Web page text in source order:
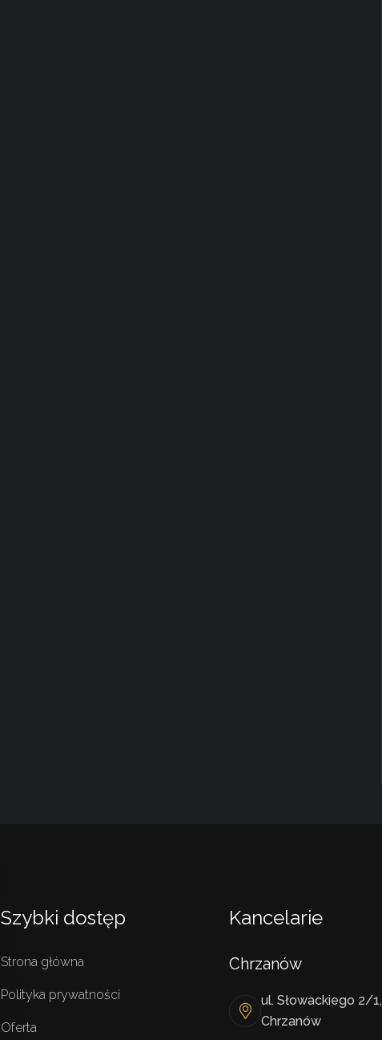
Szybki dostęp
Strona główna
Polityka prywatności
Oferta
Kancelarie
Chrzanów
ul. Słowackiego 2/1,
Chrzanów